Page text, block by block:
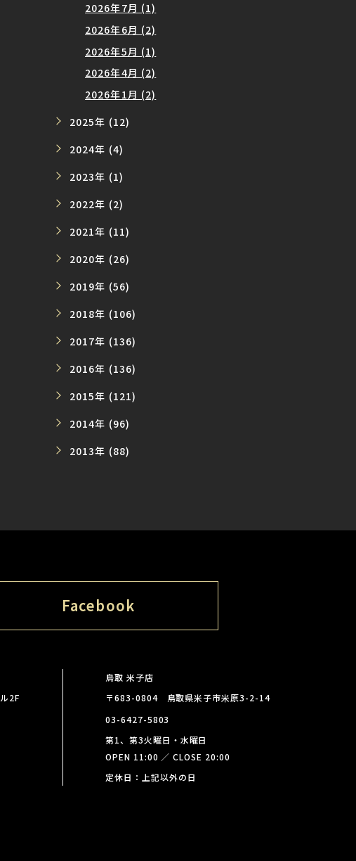
2026年7月 (1)
2026年6月 (2)
2026年5月 (1)
2026年4月 (2)
2026年1月 (2)
2025年 (12)
2024年 (4)
2023年 (1)
2022年 (2)
2021年 (11)
2020年 (26)
2019年 (56)
2018年 (106)
2017年 (136)
2016年 (136)
2015年 (121)
2014年 (96)
2013年 (88)
Facebook
2F
鳥取 米子店
〒683-0804 鳥取県米子市米原3-2-14
03-6427-5803
第1、第3火曜日・水曜日
OPEN 11:00 ／ CLOSE 20:00
定休日：上記以外の日